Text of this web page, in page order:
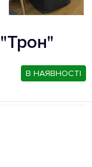
В НАЯВНОСТІ